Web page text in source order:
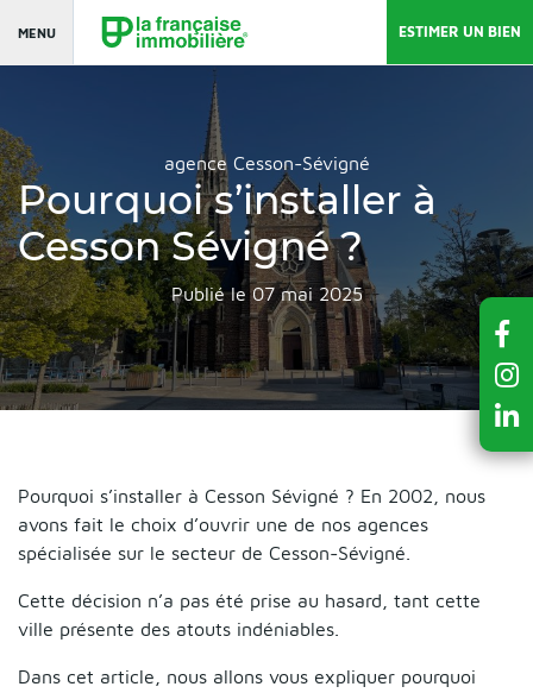
MENU ESTIMER UN BIEN
agence Cesson-Sévigné
Pourquoi s’installer à
Cesson Sévigné ?
Publié le 07 mai 2025
Pourquoi s’installer à Cesson Sévigné ? En 2002, nous
avons fait le choix d’ouvrir une de nos agences
spécialisée sur le secteur de Cesson-Sévigné.
Cette décision n’a pas été prise au hasard, tant cette
ville présente des atouts indéniables.
Dans cet article, nous allons vous expliquer pourquoi